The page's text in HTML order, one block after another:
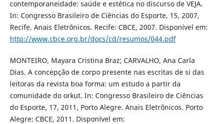
contemporaneidade: saúde e estética no discurso de VEJA.
In: Congresso Brasileiro de Ciências do Esporte, 15, 2007,
Recife. Anais Eletrônicos. Recife: CBCE, 2007. Disponível em:
http://www.cbce.org.br/docs/cd/resumos/044.pdf
MONTEIRO, Mayara Cristina Braz; CARVALHO, Ana Carla
Dias. A concepção de corpo presente nas escritas de si das
leitoras da revista boa forma: um estudo a partir da
comunidade do orkut. In: Congresso Brasileiro de Ciências
do Esporte, 17, 2011, Porto Alegre. Anais Eletrônicos. Porto
Alegre: CBCE, 2011. Disponível em: